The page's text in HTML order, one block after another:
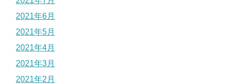
2021年6月
2021年5月
2021年4月
2021年3月
2021年2月